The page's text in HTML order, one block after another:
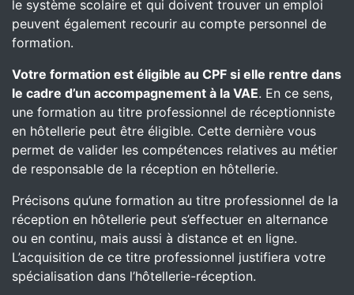
le système scolaire et qui doivent trouver un emploi
peuvent également recourir au compte personnel de
formation.
Votre formation est éligible au CPF si elle rentre dans
le cadre d’un accompagnement à la VAE. En ce sens,
une formation au titre professionnel de réceptionniste
en hôtellerie peut être éligible. Cette dernière vous
permet de valider les compétences relatives au métier
de responsable de la réception en hôtellerie.
Précisons qu’une formation au titre professionnel de la
réception en hôtellerie peut s’effectuer en alternance
ou en continu, mais aussi à distance et en ligne.
L’acquisition de ce titre professionnel justifiera votre
spécialisation dans l’hôtellerie-réception.